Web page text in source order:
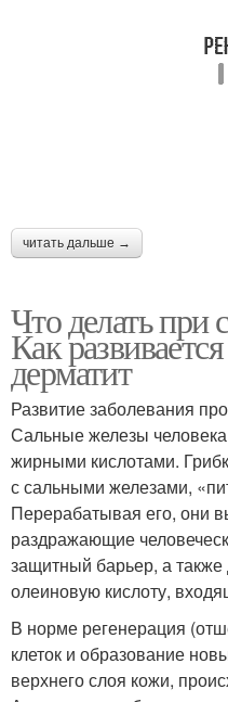
читать дальше →
Что делать при
Как
дерматит
Развитие заболевания
Сальные железы
жирными кислотами.
с сальными железами,
Перерабатывая его, они
раздражающие
защитный барьер, а
олеиновую кислоту,
В норме регенерация
клеток и образование
верхнего слоя кожи,